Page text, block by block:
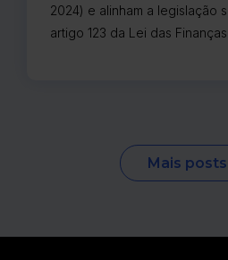
2024) e alinham a legislação
artigo 123 da Lei das
Mais posts